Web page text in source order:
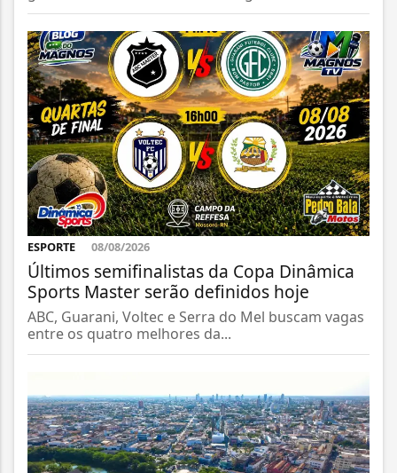
ESPORTE 08/08/2026
Últimos semifinalistas da Copa Dinâmica
Sports Master serão definidos hoje
ABC, Guarani, Voltec e Serra do Mel buscam vagas
entre os quatro melhores da...